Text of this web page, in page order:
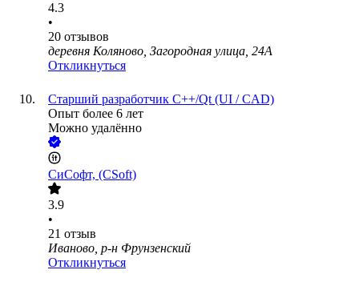
4.3
•
20 отзывов
деревня Коляново, Загородная улица, 24А
Откликнуться
Старший разработчик C++/Qt (UI / CAD)
Опыт более 6 лет
Можно удалённо
СиСофт, (CSoft)
3.9
•
21 отзыв
Иваново, р-н Фрунзенский
Откликнуться